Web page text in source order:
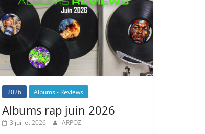
2026 Albums - Reviews
Albums rap juin 2026
3 juillet 2026 ARPOZ